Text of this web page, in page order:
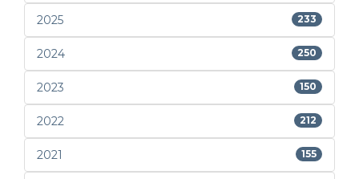
2025 233
2024 250
2023 150
2022 212
2021 155